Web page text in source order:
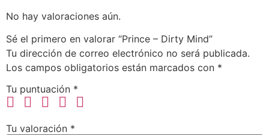
No hay valoraciones aún.
Sé el primero en valorar “Prince – Dirty Mind”
Tu dirección de correo electrónico no será publicada.
Los campos obligatorios están marcados con *
Tu puntuación *
Tu valoración *